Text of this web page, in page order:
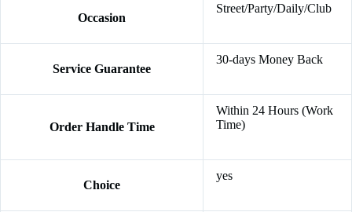
Occasion
Street/Party/Daily/Club
Service Guarantee
30-days Money Back
Order Handle Time
Within 24 Hours (Work
Time)
Choice
yes